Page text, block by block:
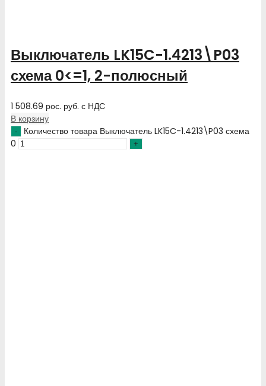
Выключатель LK15C-1.4213\P03
схема 0<=1, 2-полюсный
1 508.69 рос. руб. с НДС
В корзину
Количество товара Выключатель LK15C-1.4213\P03 схема
0